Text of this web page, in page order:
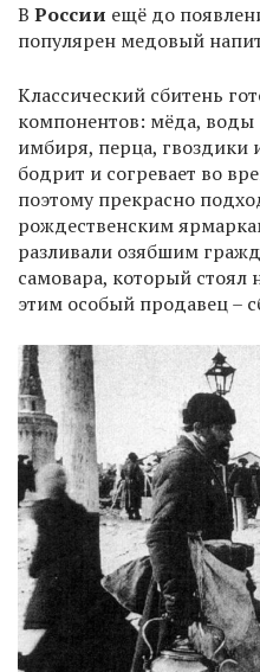
В России ещё до
популярен медовый
Классический сбитень
компонентов: мёда,
имбиря, перца, гвоздики
бодрит и согревает во
поэтому прекрасно
рождественским
разливали озябшим
самовара, который стоял
этим особый продавец –